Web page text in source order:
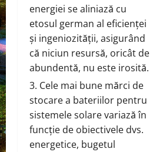
energiei se aliniază cu
etosul german al eficienței
și ingeniozității, asigurând
că niciun resursă, oricât de
abundentă, nu este irosită.
Cele mai bune mărci de
stocare a bateriilor pentru
sistemele solare variază în
funcție de obiectivele dvs.
energetice, bugetul